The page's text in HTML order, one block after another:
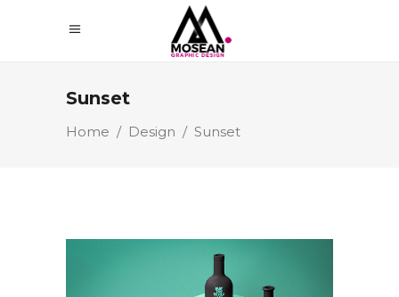
Sunset
Home / Design / Sunset